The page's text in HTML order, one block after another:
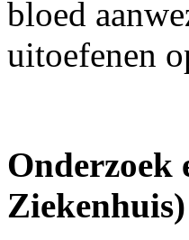
bloed
uitoefenen
Onderzoek
Ziekenhuis)